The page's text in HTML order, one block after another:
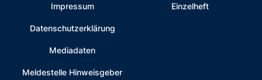
Impressum
Datenschutzerklärung
Mediadaten
Meldestelle Hinweisgeber
Einzelheft